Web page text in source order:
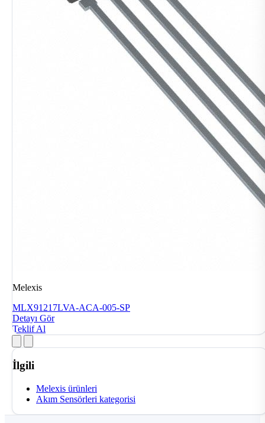
Melexis
MLX91217LVA-ACA-005-SP
Detayı Gör
Teklif Al
İlgili
Melexis ürünleri
Akım Sensörleri kategorisi